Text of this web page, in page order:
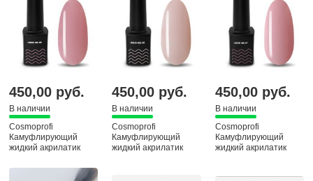
450,00 руб.
В наличии
Cosmoprofi
Камуфлирующий
жидкий акрилатик
450,00 руб.
В наличии
Cosmoprofi
Камуфлирующий
жидкий акрилатик
450,00 руб.
В наличии
Cosmoprofi
Камуфлирующий
жидкий акрилатик